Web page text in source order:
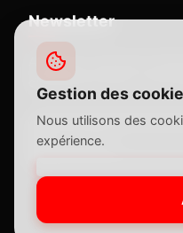
Newsletter
Abonnez-vous pour
© 2025 le courrier du
Gestion des
Nous utilisons des
expérience.